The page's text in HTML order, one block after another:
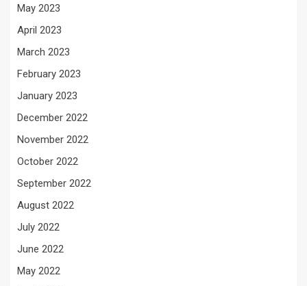
May 2023
April 2023
March 2023
February 2023
January 2023
December 2022
November 2022
October 2022
September 2022
August 2022
July 2022
June 2022
May 2022